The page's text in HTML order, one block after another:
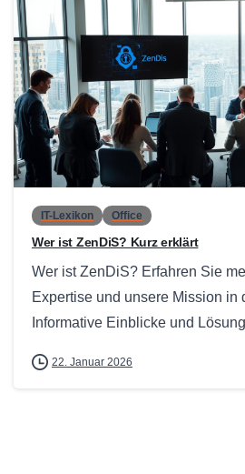
IT-Lexikon Office
Wer ist ZenDiS? Kurz erklärt
Wer ist ZenDiS? Erfahren Sie
Expertise und unsere Mission in
Informative Einblicke und
22. Januar 2026